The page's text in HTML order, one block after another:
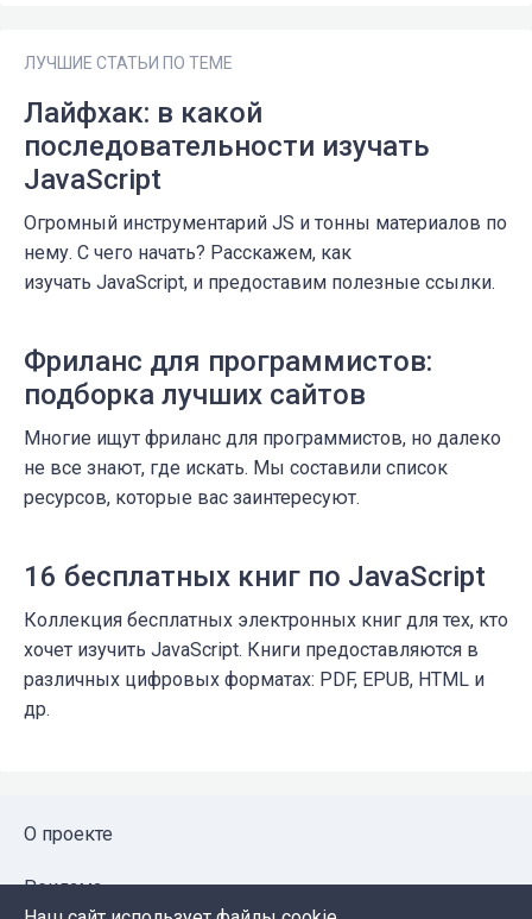
ЛУЧШИЕ СТАТЬИ ПО ТЕМЕ
Лайфхак: в какой
последовательности изучать
JavaScript
Огромный инструментарий JS и тонны материалов по
нему. С чего начать? Расскажем, как
изучать JavaScript, и предоставим полезные ссылки.
Фриланс для программистов:
подборка лучших сайтов
Многие ищут фриланс для программистов, но далеко
не все знают, где искать. Мы составили список
ресурсов, которые вас заинтересуют.
16 бесплатных книг по JavaScript
Коллекция бесплатных электронных книг для тех, кто
хочет изучить JavaScript. Книги предоставляются в
различных цифровых форматах: PDF, EPUB, HTML и
др.
О проекте
Реклама